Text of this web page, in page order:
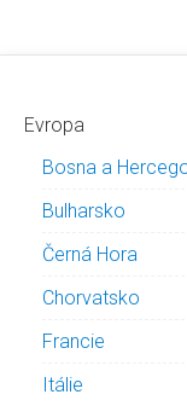
Evropa
Bosna a
Bulharsko
Černá Hora
Chorvatsko
Francie
Itálie